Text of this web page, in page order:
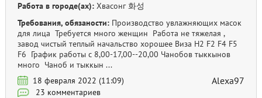
Работа в городе(ах): Хвасонг 화성
Требования, обязаности: Производство увлажняющих масок
для лица Требуется много женщин Работа не тяжелая ,
завод чистый теплый начальство хорошее Виза H2 F2 F4 F5
F6 График работы с 8,00-17,00--20,00 Чанобов тыккынов
много Чаноб и тыккын ...
18 февраля 2022 (11:09)
23 комментариев
Alexa97